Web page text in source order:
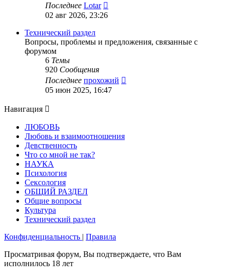
Последнее Lotar
02 авг 2026, 23:26
Технический раздел
Вопросы, проблемы и предложения, связанные с
форумом
6 Темы
920 Сообщения
Последнее прохожий
05 июн 2025, 16:47
Навигация
ЛЮБОВЬ
Любовь и взаимоотношения
Девственность
Что со мной не так?
НАУКА
Психология
Сексология
ОБЩИЙ РАЗДЕЛ
Общие вопросы
Культура
Технический раздел
Конфиденциальность | Правила
Просматривая форум, Вы подтверждаете, что Вам
исполнилось 18 лет